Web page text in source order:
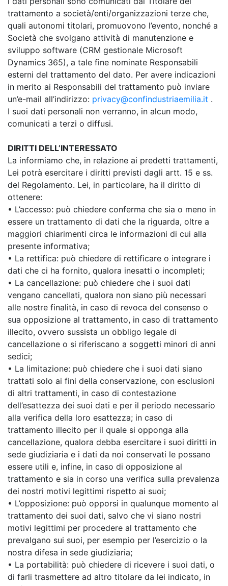
trattamento a società/enti/organizzazioni terze che,
quali autonomi titolari, promuovono l’evento, nonché a
Società che svolgano attività di manutenzione e
sviluppo software (CRM gestionale Microsoft
Dynamics 365), a tale fine nominate Responsabili
esterni del trattamento del dato. Per avere indicazioni
in merito ai Responsabili del trattamento può inviare
un’e-mail all’indirizzo: privacy@confindustriaemilia.it .
I suoi dati personali non verranno, in alcun modo,
comunicati a terzi o diffusi.
DIRITTI DELL’INTERESSATO
La informiamo che, in relazione ai predetti trattamenti,
Lei potrà esercitare i diritti previsti dagli artt. 15 e ss.
del Regolamento. Lei, in particolare, ha il diritto di
ottenere:
• L’accesso: può chiedere conferma che sia o meno in
essere un trattamento di dati che la riguarda, oltre a
maggiori chiarimenti circa le informazioni di cui alla
presente informativa;
• La rettifica: può chiedere di rettificare o integrare i
dati che ci ha fornito, qualora inesatti o incompleti;
• La cancellazione: può chiedere che i suoi dati
vengano cancellati, qualora non siano più necessari
alle nostre finalità, in caso di revoca del consenso o
sua opposizione al trattamento, in caso di trattamento
illecito, ovvero sussista un obbligo legale di
cancellazione o si riferiscano a soggetti minori di anni
sedici;
• La limitazione: può chiedere che i suoi dati siano
trattati solo ai fini della conservazione, con esclusioni
di altri trattamenti, in caso di contestazione
dell’esattezza dei suoi dati e per il periodo necessario
alla verifica della loro esattezza; in caso di
trattamento illecito per il quale si opponga alla
cancellazione, qualora debba esercitare i suoi diritti in
sede giudiziaria e i dati da noi conservati le possano
essere utili e, infine, in caso di opposizione al
trattamento e sia in corso una verifica sulla prevalenza
dei nostri motivi legittimi rispetto ai suoi;
• L’opposizione: può opporsi in qualunque momento al
trattamento dei suoi dati, salvo che vi siano nostri
motivi legittimi per procedere al trattamento che
prevalgano sui suoi, per esempio per l’esercizio o la
nostra difesa in sede giudiziaria;
• La portabilità: può chiedere di ricevere i suoi dati, o
di farli trasmettere ad altro titolare da lei indicato, in